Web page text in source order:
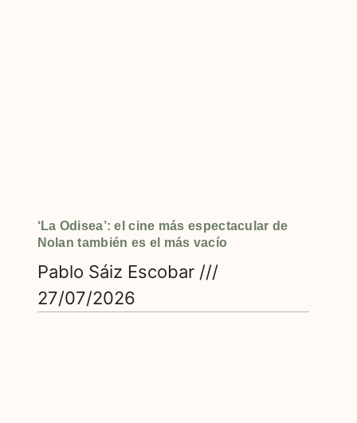
‘La Odisea’: el cine más espectacular de
Nolan también es el más vacío
Pablo Sáiz Escobar
27/07/2026